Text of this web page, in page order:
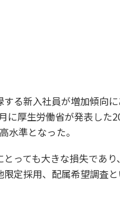
る新入社員が増加傾向
厚生労働省が発表した
水準となった。
っても大きな損失であ
定採用、配属希望調査